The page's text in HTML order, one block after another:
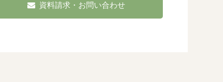
資料請求・お問い合わせ